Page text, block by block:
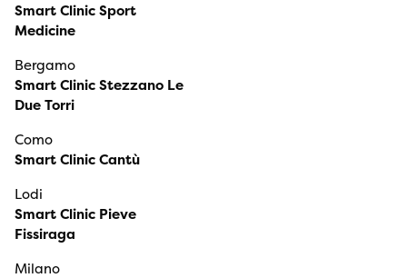
Smart Clinic Sport
Medicine
Bergamo
Smart Clinic Stezzano Le
Due Torri
Como
Smart Clinic Cantù
Lodi
Smart Clinic Pieve
Fissiraga
Milano